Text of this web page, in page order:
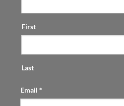
First
Last
Email *